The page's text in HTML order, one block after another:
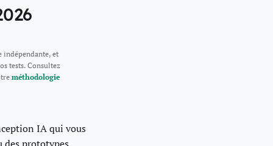
indépendante, et
tests. Consultez
méthodologie
IA qui vous
des prototypes.